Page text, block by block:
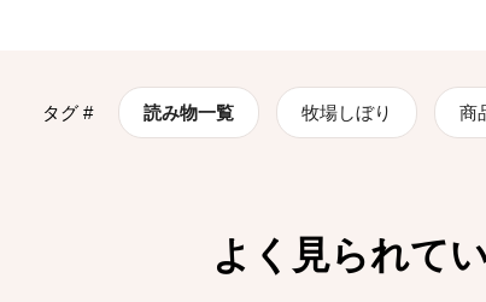
タグ # 読み物一覧 牧場しぼり 商
よく見られて